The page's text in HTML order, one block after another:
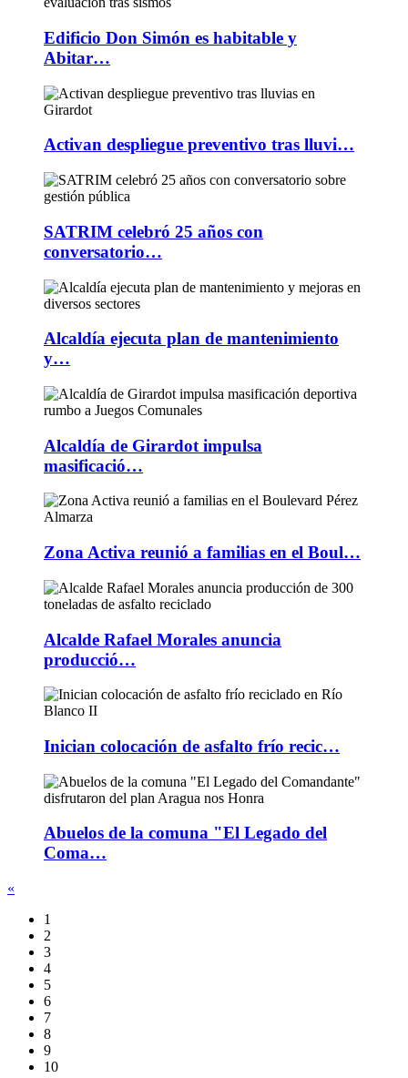
Edificio Don Simón es habitable y
Abitar…
Activan despliegue preventivo tras lluvi…
SATRIM celebró 25 años con
conversatorio…
Alcaldía ejecuta plan de mantenimiento
y…
Alcaldía de Girardot impulsa
masificació…
Zona Activa reunió a familias en el Boul…
Alcalde Rafael Morales anuncia
producció…
Inician colocación de asfalto frío recic…
Abuelos de la comuna "El Legado del
Coma…
«
1
2
3
4
5
6
7
8
9
10